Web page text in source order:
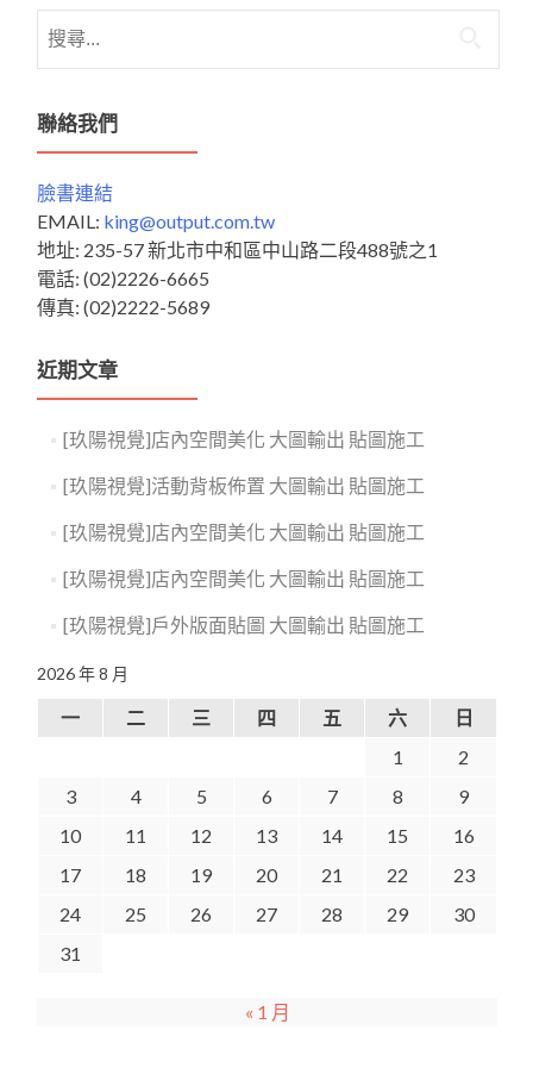
尋
鍵
字:
聯絡我們
臉書連結
EMAIL: king@output.com.tw
地址: 235-57 新北市中和區中山路二段488號之1
電話: (02)2226-6665
傳真: (02)2222-5689
近期文章
[玖陽視覺]店內空間美化 大圖輸出 貼圖施工
[玖陽視覺]活動背板佈置 大圖輸出 貼圖施工
[玖陽視覺]店內空間美化 大圖輸出 貼圖施工
[玖陽視覺]店內空間美化 大圖輸出 貼圖施工
[玖陽視覺]戶外版面貼圖 大圖輸出 貼圖施工
2026 年 8 月
一 二 三 四 五 六
日
1
2
3
4 5 6 7 8
9
10
11 12 13 14 15
16
17
18 19 20 21 22
23
24
25 26 27 28 29
30
31
« 1 月